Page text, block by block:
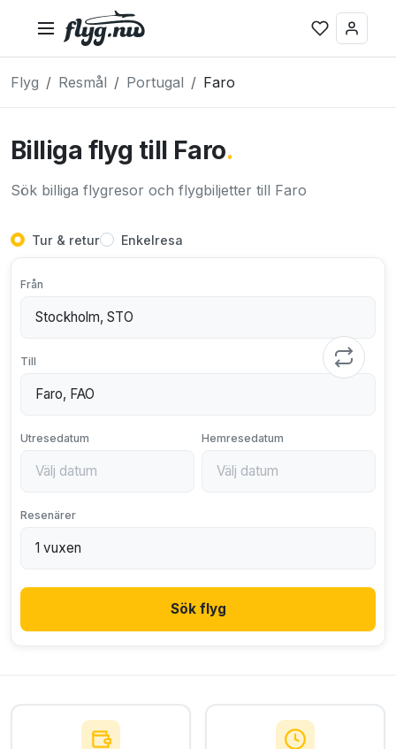
Flyg Resmål Portugal Faro
Billiga flyg till Faro.
Sök billiga flygresor och flygbiljetter till Faro
Tur & retur Enkelresa
Från
Till
Utresedatum Hemresedatum
Resenärer
Sök flyg